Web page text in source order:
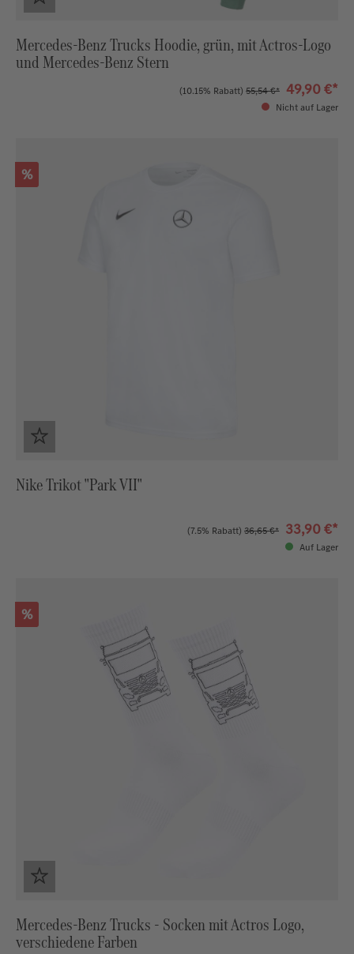
Mercedes-Benz Trucks Hoodie, grün, mit Actros-Logo
und Mercedes-Benz Stern
(10.15% Rabatt) 55,54 €* 49,90 €*
Nicht auf Lager
Rabatt
%
Nike Trikot "Park VII"
(7.5% Rabatt) 36,65 €* 33,90 €*
Auf Lager
Rabatt
%
Mercedes-Benz Trucks - Socken mit Actros Logo,
verschiedene Farben